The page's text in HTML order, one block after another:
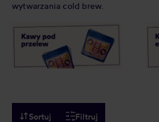
wytwarzania cold brew.
Sortuj Filtruj